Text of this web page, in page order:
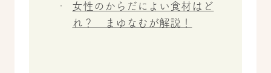
女性のからだによい食材はど
れ？ まゆなむが解説！